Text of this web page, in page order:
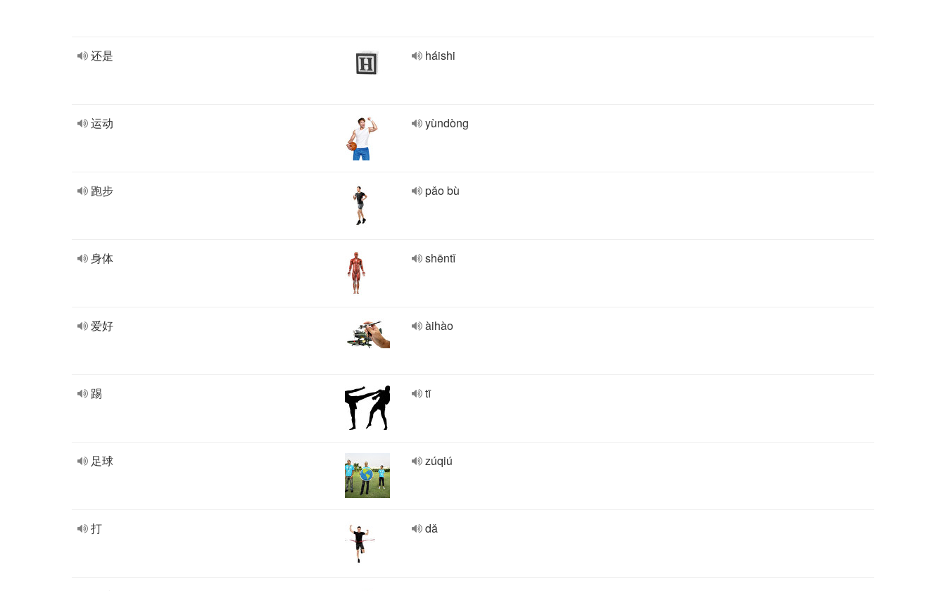
还是 háishi
运动 yùndòng
跑步 pǎo bù
身体 shēntǐ
爱好 àihào
踢 tī
足球 zúqiú
打 dǎ